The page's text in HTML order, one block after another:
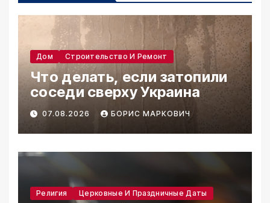
Дом Строительство И Ремонт
Что делать, если затопили
соседи сверху Украина
07.08.2026 БОРИС МАРКОВИЧ
Религия Церковные И Праздничные Даты